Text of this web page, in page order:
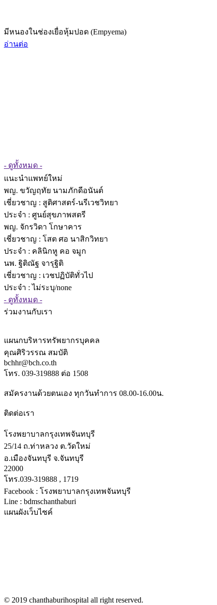
มีหนองในช่องเยื่อหุ้มปอด (Empyema)
อ่านต่อ
- ดูทั้งหมด -
แนะนำแพทย์ใหม่
พญ. ขวัญฤทัย นามภักดีอนันต์
เชี่ยวชาญ : สูติศาสตร์-นรีเวชวิทยา
ประจำ : ศูนย์สุขภาพสตรี
พญ. จักรวิดา โกษาคาร
เชี่ยวชาญ : โสต ศอ นาสิกวิทยา
ประจำ : คลินิกหู คอ จมูก
นพ. ฐิติณัฐ จารุฐิติ
เชี่ยวชาญ : เวชปฏิบัติทั่วไป
ประจำ : ไม่ระบุ/none
- ดูทั้งหมด -
ร่วมงานกับเรา
แผนกบริหารทรัพยากรบุคคล
คุณศิริวรรณ สมบัติ
bchhr@bch.co.th
โทร. 039-319888 ต่อ 1508
สมัครงานด้วยตนเอง ทุกวันทำการ 08.00-16.00น.
ติดต่อเรา
โรงพยาบาลกรุงเทพจันทบุรี
25/14 ถ.ท่าหลวง ต.วัดใหม่
อ.เมืองจันทบุรี จ.จันทบุรี
22000
โทร.039-319888 , 1719
Facebook : โรงพยาบาลกรุงเทพจันทบุรี
Line : bdmschanthaburi
แผนผังเว็บไซค์
© 2019 chanthaburihospital all right reserved.